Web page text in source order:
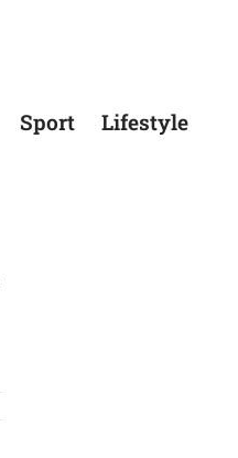
Sport Lifestyle